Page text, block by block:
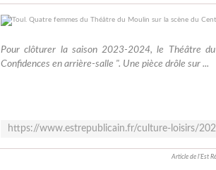
Pour clôturer la saison 2023-2024, le Théâtre
Confidences en arrière-salle ". Une pièce drôle sur ...
Article de l'Est